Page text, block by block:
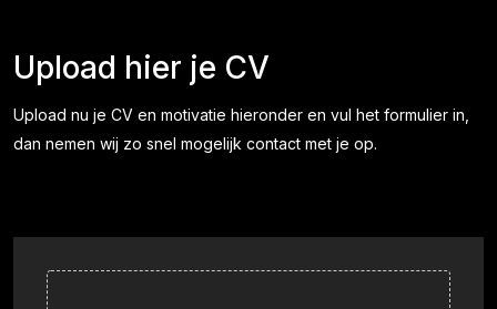
Upload hier je CV
Upload nu je CV en motivatie hieronder en vul het formulier in,
dan nemen wij zo snel mogelijk contact met je op.